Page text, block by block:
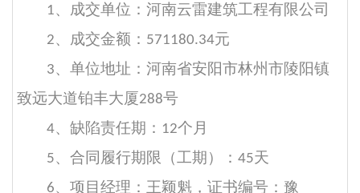
1、成交单位：河南云雷建筑工程有限公司
2、成交金额： 571180.34元
3、单位地址：河南省安阳市林州市陵阳镇
致远大道铂丰大厦288号
4、缺陷责任期： 12个月
5、合同履行期限（工期）： 45天
6、项目经理：王颖魁，证书编号：豫